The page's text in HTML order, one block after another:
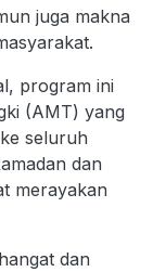
juga makna
program ini
(AMT) yang
seluruh
dan
merayakan
dan